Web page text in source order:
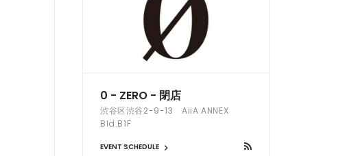
0 - ZERO - 閉店
渋谷区渋谷2-9-13 AiiA ANNEX
Bld.B1F
EVENT SCHEDULE